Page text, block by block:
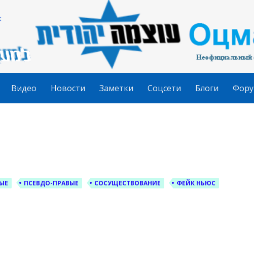
Видео Новости Заметки Соцсети Блоги
ПСЕВДО-ПРАВЫЕ СОСУЩЕСТВОВАНИЕ ФЕЙК НЬЮС